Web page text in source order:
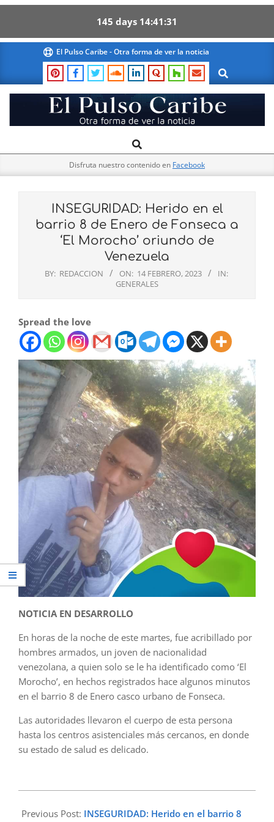
145 days 14 41 31
content
El Pulso Caribe - Otra forma de ver la noticia
Search
El
Pulso
Navigation
Search
Disfruta nuestro contenido en Facebook
INSEGURIDAD: Herido en el
barrio 8 de Enero de Fonseca a
‘El Morocho’ oriundo de
Venezuela
BY: REDACCION ON: 14 FEBRERO, 2023
IN:
GENERALES
Spread the love
NOTICIA EN DESARROLLO
En horas de la noche de este martes, fue acribillado por
hombres armados, un joven de nacionalidad
venezolana, a quien solo se le ha identificado como ‘El
Morocho’, en hechos registrados hace algunos minutos
en el barrio 8 de Enero casco urbano de Fonseca.
Las autoridades llevaron el cuerpo de esta persona
hasta los centros asistenciales más cercanos, en donde
su estado de salud es delicado.
02-
Previous Post: INSEGURIDAD: Herido en el barrio 8